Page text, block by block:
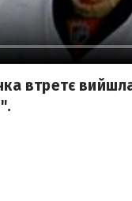
втретє